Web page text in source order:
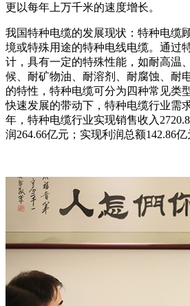
更以每年上万千米的速度增长。
我国特种电缆的发展现状：特种电缆
境或特殊用途的特种电线电缆。通过
计，具有一定的特殊性能，如耐高温
候、耐矿物油、耐溶剂、耐腐蚀、耐
的特性，特种电缆可分为四种常见类
快速发展的带动下，特种电缆行业需
年，特种电缆行业实现销售收入
润264.66亿元；实现利润总额142.86亿